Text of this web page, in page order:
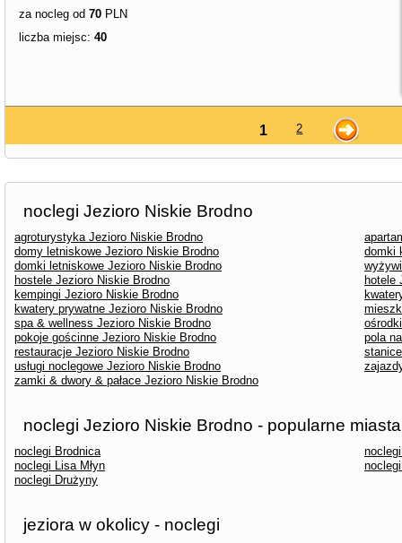
za nocleg od 70 PLN
liczba miejsc: 40
1 2
noclegi Jezioro Niskie Brodno
agroturystyka Jezioro Niskie Brodno
domy letniskowe Jezioro Niskie Brodno
domki
domki letniskowe Jezioro Niskie Brodno
hostele Jezioro Niskie Brodno
hotele
kempingi Jezioro Niskie Brodno
kwatery prywatne Jezioro Niskie Brodno
spa & wellness Jezioro Niskie Brodno
pokoje gościnne Jezioro Niskie Brodno
pola
restauracje Jezioro Niskie Brodno
usługi noclegowe Jezioro Niskie Brodno
zamki & dwory & pałace Jezioro Niskie Brodno
noclegi Jezioro Niskie Brodno - popularne miasta
noclegi Brodnica
noclegi Lisa Młyn
noclegi Drużyny
jeziora w okolicy - noclegi